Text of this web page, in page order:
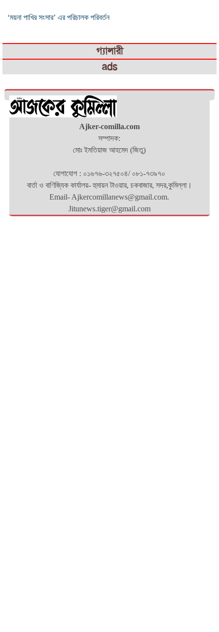
‘ময়না পাখির সংসার’ এর পরিচালক পরিবর্তন
গ্যালারী
ads
Ajker-comilla.com
সম্পাদক:
মোঃ ইমতিয়াজ আহমেদ (জিতু)
যোগাযোগ : ০১৬৭৬-৩২৭৫০৪/ ০৮১-৭৩৯৭০
বার্তা ও বাণিজ্যিক কার্যালয়- হুমায়ন টাওয়ার, চকবাজার, সদর,কুমিল্লা।
Email- Ajkercomillanews@gmail.com.
Jitunews.tiger@gmail.com